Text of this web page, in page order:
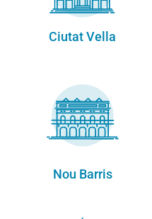
Ciutat Vella
Nou Barris